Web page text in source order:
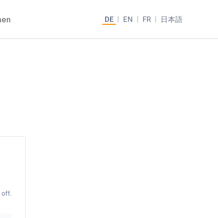
DE EN FR 日本語
off.